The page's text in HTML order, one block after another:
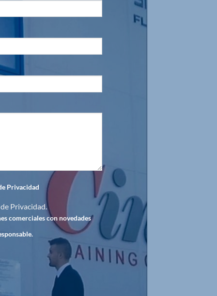
Privacidad
Privacidad.
comerciales con novedades